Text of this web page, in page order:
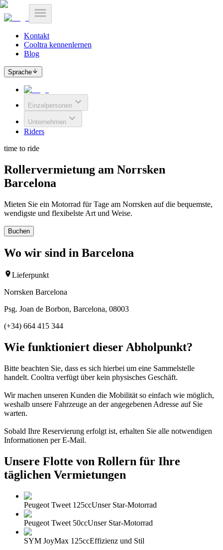
Kontakt
Cooltra kennenlernen
Blog
Sprache
Einzelpersonen
Unternehmen
Riders
time to ride
Rollervermietung am Norrsken
Barcelona
Mieten Sie ein Motorrad für Tage am Norrsken auf die bequemste,
wendigste und flexibelste Art und Weise.
Buchen
Wo wir sind in Barcelona
Lieferpunkt
Norrsken Barcelona
Psg. Joan de Borbon, Barcelona, 08003
(+34) 664 415 344
Wie funktioniert dieser Abholpunkt?
Bitte beachten Sie, dass es sich hierbei um eine Sammelstelle
handelt. Cooltra verfügt über kein physisches Geschäft.
Wir machen unseren Kunden die Mobilität so einfach wie möglich,
weshalb unsere Fahrzeuge an der angegebenen Adresse auf Sie
warten.
Sobald Ihre Reservierung erfolgt ist, erhalten Sie alle notwendigen
Informationen per E-Mail.
Unsere Flotte von Rollern für Ihre
täglichen Vermietungen
Peugeot Tweet 125ccUnser Star-Motorrad
Peugeot Tweet 50ccUnser Star-Motorrad
SYM JoyMax 125ccEffizienz und Stil